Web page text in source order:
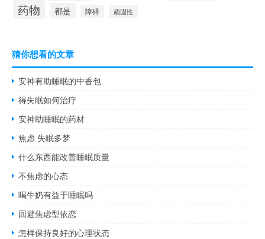
药物 都是 障碍 顽固性
猜你想看的文章
安神有助睡眠的中香包
得失眠如何治疗
安神助睡眠的药材
焦虑 失眠多梦
什么东西能改善睡眠质量
不焦虑的心态
喝牛奶有益于睡眠吗
回避焦虑型依恋
怎样保持良好的心理状态